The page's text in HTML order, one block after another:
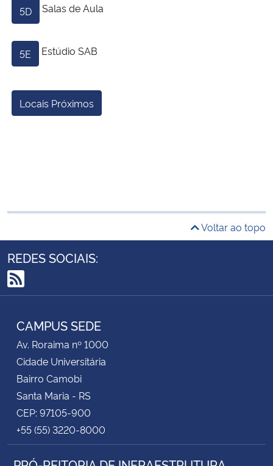
5D Salas de Aula
5E Estúdio SAB
Locais Próximos
Voltar ao topo
REDES SOCIAIS:
RSS
CAMPUS SEDE
Av. Roraima nº 1000
Cidade Universitária
Bairro Camobi
Santa Maria - RS
CEP: 97105-900
+55 (55) 3220-8000